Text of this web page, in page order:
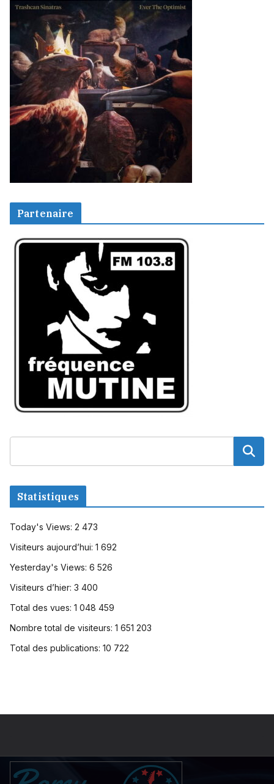
Partenaire
Statistiques
Today's Views: 2 473
Visiteurs aujourd’hui: 1 692
Yesterday's Views: 6 526
Visiteurs d’hier: 3 400
Total des vues: 1 048 459
Nombre total de visiteurs: 1 651 203
Total des publications: 10 722